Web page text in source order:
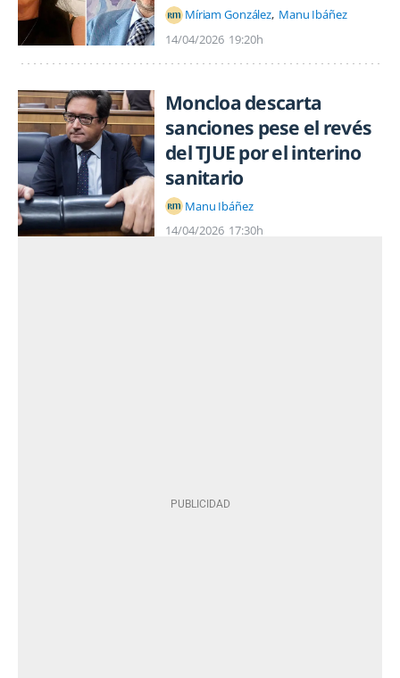
Míriam González Manu Ibáñez
14/04/2026 19:20h
Moncloa descarta
sanciones pese el revés
del TJUE por el interino
sanitario
Manu Ibáñez
14/04/2026 17:30h